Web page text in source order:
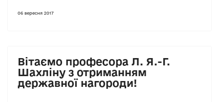
06 вересня 2017
Вітаємо професора Л. Я.-Г.
Шахліну з отриманням
державної нагороди!